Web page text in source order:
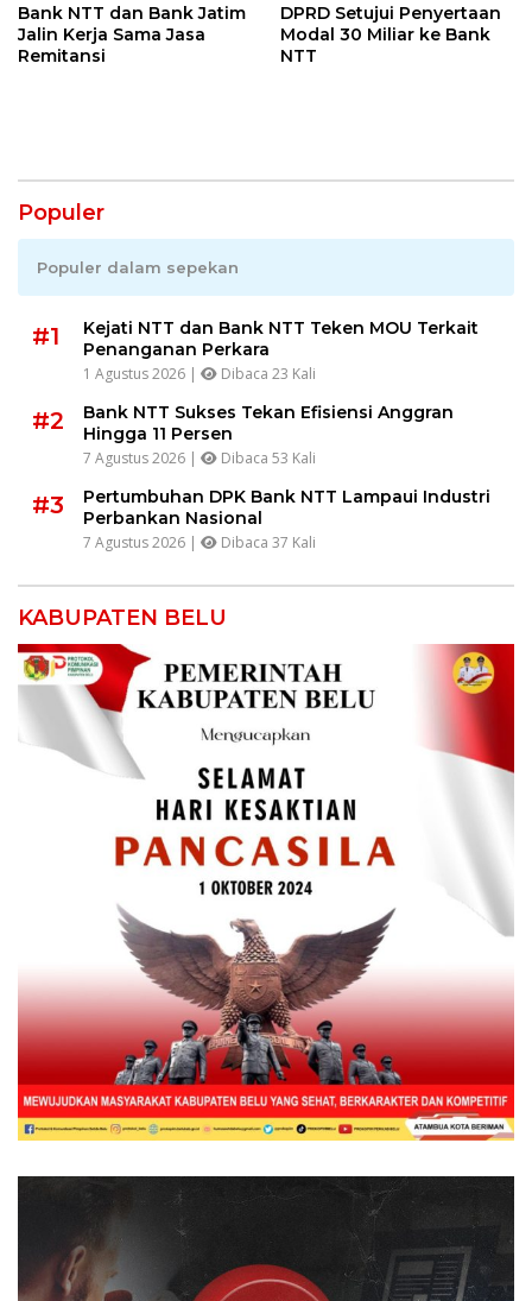
Bank NTT dan Bank Jatim
Jalin Kerja Sama Jasa
Remitansi
DPRD Setujui Penyertaan
Modal 30 Miliar ke Bank
NTT
Populer
Populer dalam sepekan
#1
Kejati NTT dan Bank NTT Teken MOU Terkait
Penanganan Perkara
1 Agustus 2026 | Dibaca 23 Kali
#2
Bank NTT Sukses Tekan Efisiensi Anggran
Hingga 11 Persen
7 Agustus 2026 | Dibaca 53 Kali
#3
Pertumbuhan DPK Bank NTT Lampaui Industri
Perbankan Nasional
7 Agustus 2026 | Dibaca 37 Kali
KABUPATEN BELU